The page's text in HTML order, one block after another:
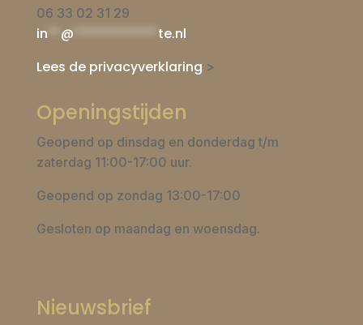
06 33 02 31 29
in @
te.nl
Lees de privacyverklaring >
Openingstijden
Geopend op dinsdag en donderdag t/m
zaterdag 11:00-17:00 uur.
Geopend op zondag 13:00-17:00
Gesloten op maandag en woensdag.
Nieuwsbrief